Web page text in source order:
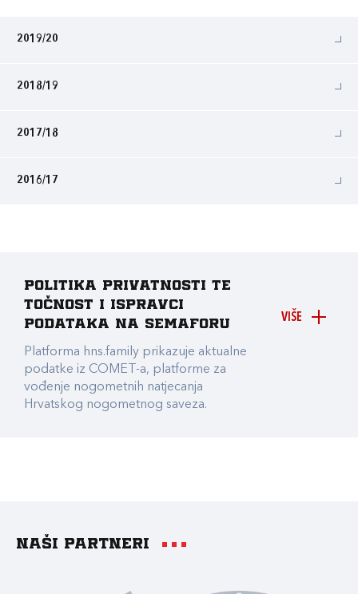
2019/20
2018/19
2017/18
2016/17
VIŠE
Politika privatnosti te
točnost i ispravci
podataka na Semaforu
Platforma hns.family prikazuje aktualne
podatke iz COMET-a, platforme za
vođenje nogometnih natjecanja
Hrvatskog nogometnog saveza.
Naši partneri